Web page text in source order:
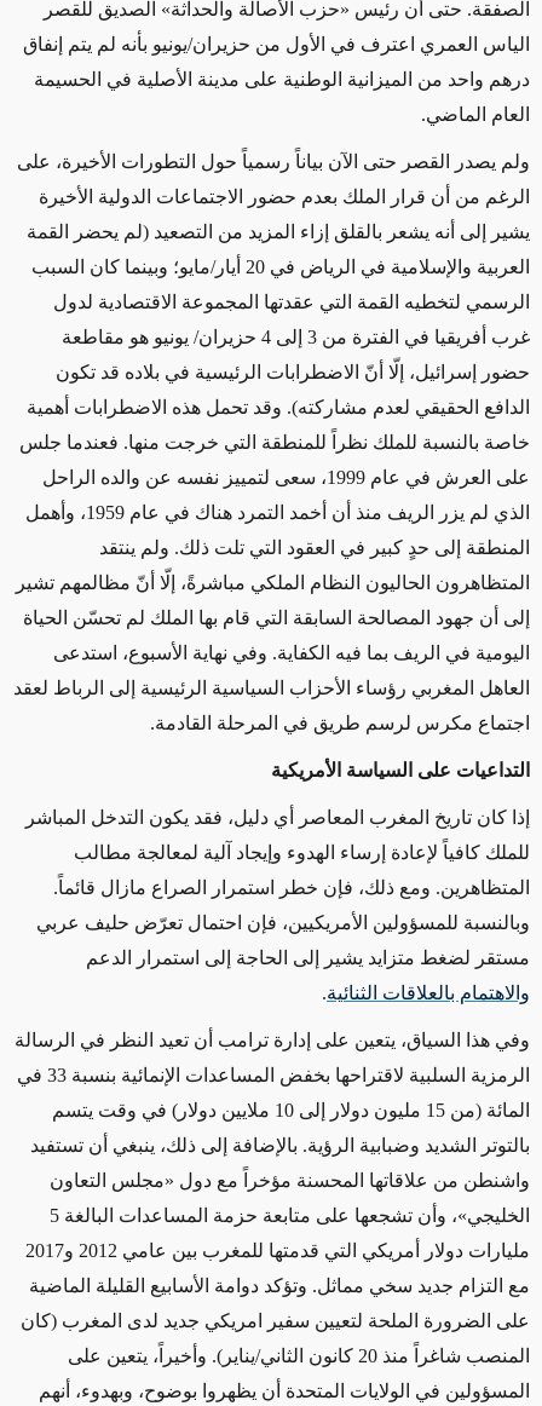
الصفقة. حتى أن رئيس «حزب الأصالة والحداثة» الصديق للقصر
الياس العمري اعترف في الأول من حزيران/يونيو بأنه لم يتم إنفاق
درهم واحد من الميزانية الوطنية على مدينة الأصلية في الحسيمة
العام الماضي.
ولم يصدر القصر حتى الآن بياناً رسمياً حول التطورات الأخيرة، على
الرغم من أن قرار الملك بعدم حضور الاجتماعات الدولية الأخيرة
يشير إلى أنه يشعر بالقلق إزاء المزيد من التصعيد (لم يحضر القمة
العربية والإسلامية في الرياض في 20 أيار/مايو؛ وبينما كان السبب
الرسمي لتخطيه القمة التي عقدتها المجموعة الاقتصادية لدول
غرب أفريقيا في الفترة من 3 إلى 4 حزيران/ يونيو هو مقاطعة
حضور إسرائيل، إلّا أنّ الاضطرابات الرئيسية في بلاده قد تكون
الدافع الحقيقي لعدم مشاركته). وقد تحمل هذه الاضطرابات أهمية
خاصة بالنسبة للملك نظراً للمنطقة التي خرجت منها. فعندما جلس
على العرش في عام 1999، سعى لتمييز نفسه عن والده الراحل
الذي لم يزر الريف منذ أن أخمد التمرد هناك في عام 1959، وأهمل
المنطقة إلى حدٍ كبير في العقود التي تلت ذلك. ولم ينتقد
المتظاهرون الحاليون النظام الملكي مباشرةً، إلّا أنّ مظالمهم تشير
إلى أن جهود المصالحة السابقة التي قام بها الملك لم تحسّن الحياة
اليومية في الريف بما فيه الكفاية. وفي نهاية الأسبوع، استدعى
العاهل المغربي رؤساء الأحزاب السياسية الرئيسية إلى الرباط لعقد
اجتماع مكرس لرسم طريق في المرحلة القادمة.
التداعيات على السياسة الأمريكية
إذا كان تاريخ المغرب المعاصر أي دليل، فقد يكون التدخل المباشر
للملك كافياً لإعادة إرساء الهدوء وإيجاد آلية لمعالجة مطالب
المتظاهرين. ومع ذلك، فإن خطر استمرار الصراع مازال قائماً.
وبالنسبة للمسؤولين الأمريكيين، فإن احتمال تعرّض حليف عربي
مستقر لضغط متزايد يشير إلى الحاجة إلى استمرار الدعم
والاهتمام بالعلاقات الثنائية.
وفي هذا السياق، يتعين على إدارة ترامب أن تعيد النظر في الرسالة
الرمزية السلبية لاقتراحها بخفض المساعدات الإنمائية بنسبة 33 في
المائة (من 15 مليون دولار إلى 10 ملايين دولار) في وقت يتسم
بالتوتر الشديد وضبابية الرؤية. بالإضافة إلى ذلك، ينبغي أن تستفيد
واشنطن من علاقاتها المحسنة مؤخراً مع دول «مجلس التعاون
الخليجي»، وأن تشجعها على متابعة حزمة المساعدات البالغة 5
مليارات دولار أمريكي التي قدمتها للمغرب بين عامي 2012 و2017
مع التزام جديد سخي مماثل. وتؤكد دوامة الأسابيع القليلة الماضية
على الضرورة الملحة لتعيين سفير امريكي جديد لدى المغرب (كان
المنصب شاغراً منذ 20 كانون الثاني/يناير). وأخيراً، يتعين على
المسؤولين في الولايات المتحدة أن يظهروا بوضوح، وبهدوء، أنهم